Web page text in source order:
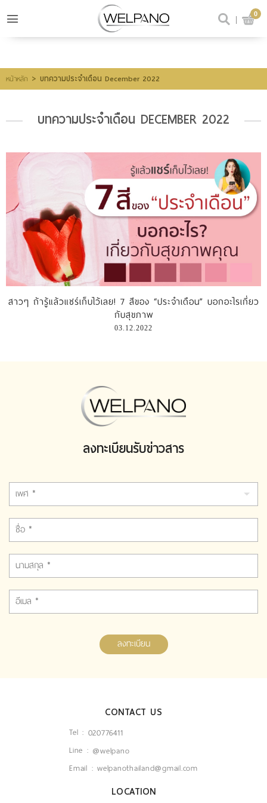
สินค้าที่สนใจ
@welpano
ขั้นตอนการสั่งซื้อ
โปรโมชั่น
รีวิวผู้ใช้จริง
รีวิววีดีโอ
0
หน้าหลัก > บทความประจำเดือน December 2022
บทความประจำเดือน DECEMBER 2022
สาวๆ ถ้ารู้แล้วแชร์เก็บไว้เลย! 7 สีของ “ประจำเดือน” บอกอะไรเกี่ยว
กับสุขภาพ
03.12.2022
ลงทะเบียนรับข่าวสาร
ลงทะเบียน
CONTACT US
Tel : 020776411
Line : @welpano
Email :welpanothailand@gmail.com
LOCATION